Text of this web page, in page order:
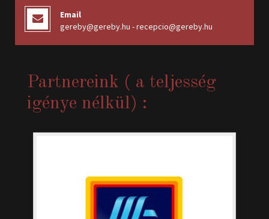
Email
gereby@gereby.hu - recepcio@gereby.hu
Partnereink ( a teljesség
igénye nélkül) :